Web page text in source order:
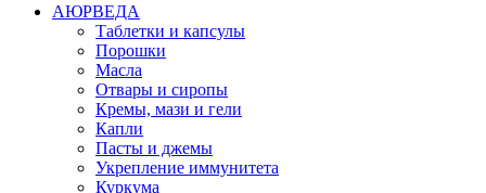
АЮРВЕДА
Таблетки и капсулы
Порошки
Масла
Отвары и сиропы
Кремы, мази и гели
Капли
Пасты и джемы
Укрепление иммунитета
Куркума